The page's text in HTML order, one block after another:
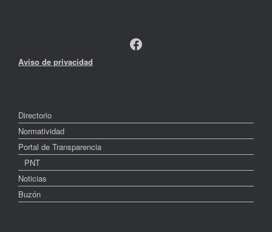
Facebook
Aviso de privacidad
Directorio
Normatividad
Portal de Transparencia
PNT
Noticias
Buzón